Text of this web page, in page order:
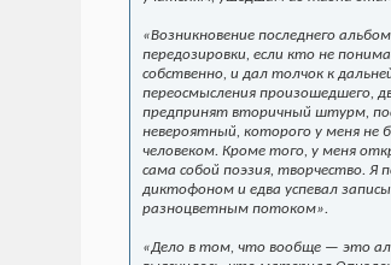
«Возникновение последнего
передозировки, если кто не
собственно, и дал толчок к
переосмысления произошедшего,
предпринят вторичный штурм,
невероятный, которого у меня не
человеком. Кроме того, у меня
сама собой поэзия, творчество.
диктофоном и едва успевал
разноцветным потоком».
«Дело в том, что вообще — это